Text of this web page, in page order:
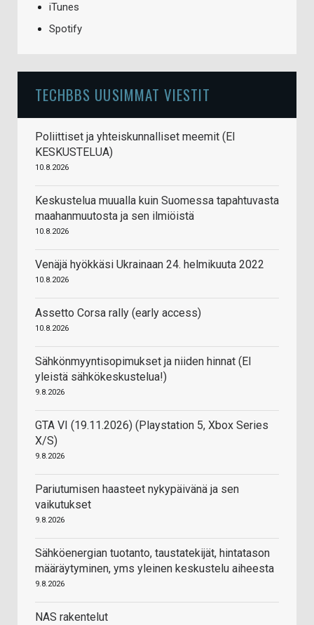
iTunes
Spotify
TECHBBS UUSIMMAT VIESTIT
Poliittiset ja yhteiskunnalliset meemit (EI
KESKUSTELUA)
10.8.2026
Keskustelua muualla kuin Suomessa tapahtuvasta
maahanmuutosta ja sen ilmiöistä
10.8.2026
Venäjä hyökkäsi Ukrainaan 24. helmikuuta 2022
10.8.2026
Assetto Corsa rally (early access)
10.8.2026
Sähkönmyyntisopimukset ja niiden hinnat (EI
yleistä sähkökeskustelua!)
9.8.2026
GTA VI (19.11.2026) (Playstation 5, Xbox Series
X/S)
9.8.2026
Pariutumisen haasteet nykypäivänä ja sen
vaikutukset
9.8.2026
Sähköenergian tuotanto, taustatekijät, hintatason
määräytyminen, yms yleinen keskustelu aiheesta
9.8.2026
NAS rakentelut